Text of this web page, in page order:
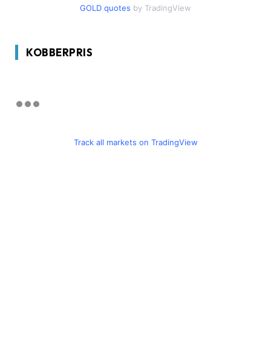
GOLD quotes by TradingView
KOBBERPRIS
Track all markets on TradingView